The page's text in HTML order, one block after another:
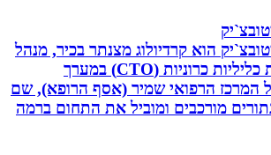
הוא קרדיולוג מצנתר בכיר, מנהל
תחום חסימות כליליות כרוניות (CTO) במערך
המרכז הרפואי שמיר (אסף הרופא), שם
מורכבים ומוביל את התחום ברמה